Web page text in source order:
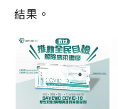
結果。